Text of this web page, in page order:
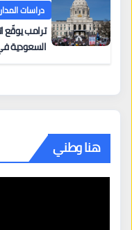
دراسات المدار
ترامب يوقّع
السعودية
هنا وطني